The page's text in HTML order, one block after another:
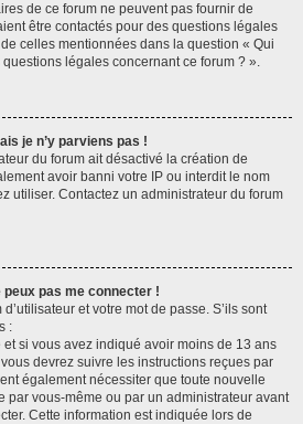
de ce forum ne peuvent pas fournir de
être contactés pour des questions légales
celles mentionnées dans la question « Qui
légales concernant ce forum ? ».
je n’y parviens pas !
du forum ait désactivé la création de
avoir banni votre IP ou interdit le nom
utiliser. Contactez un administrateur du forum
pas me connecter !
et votre mot de passe. S’ils sont
:
et si vous avez indiqué avoir moins de 13 ans
devrez suivre les instructions reçues par
également nécessiter que toute nouvelle
par vous-même ou par un administrateur avant
Cette information est indiquée lors de